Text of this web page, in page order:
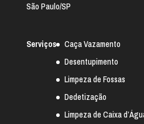
São Paulo/SP
Serviços
Caça Vazamento
Desentupimento
Limpeza de Fossas
Dedetização
Limpeza de Caixa